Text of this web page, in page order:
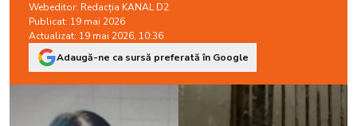
Webeditor: Redacția KANAL D2
Publicat: 19 mai 2026
Actualizat: 19 mai 2026, 10:36
Adaugă-ne ca sursă preferată în Google